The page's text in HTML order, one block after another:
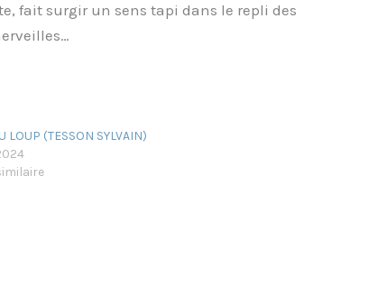
fait surgir un sens tapi dans le repli des
LOUP (TESSON SYLVAIN)